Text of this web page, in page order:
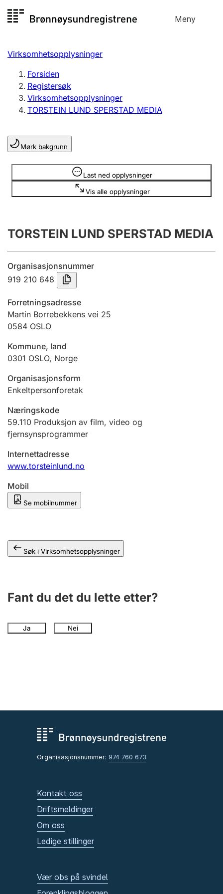
til
Meny
Registersøk
Aksjeselskap
Enkeltpersonforetak
Registrere, endre, slette
Lag og forening
Registrere, endre, slette
Årsregnskap
Innsending og forsinkelsesgebyr
Tinglysing
Jeger
Ektepaktveileder
Offentlig sektor
Andre tema
Virksomhetsopplysninger
Forsiden
Registersøk
Virksomhetsopplysninger
TORSTEIN LUND SPERSTAD MEDIA
Mørk bakgrunn
Last ned opplysninger
Vis alle opplysninger
Opplysninger er skjult
TORSTEIN LUND SPERSTAD MEDIA
Organisasjonsnummer
919 210 648
Forretningsadresse
Martin Borrebekkens vei 25
0584 OSLO
Kommune, land
0301 OSLO, Norge
Organisasjonsform
Enkeltpersonforetak
Næringskode
59.110 Produksjon av film, video og
fjernsynsprogrammer
Internettadresse
www.torsteinlund.no
Mobil
Se mobilnummer
Søk i Virksomhetsopplysninger
Fant du det du lette etter?
Ja Nei
Organisasjonsnummer: 974 760 673
Kontakt oss
Driftsmeldinger
Om oss
Ledige stillinger
Vær obs på svindel